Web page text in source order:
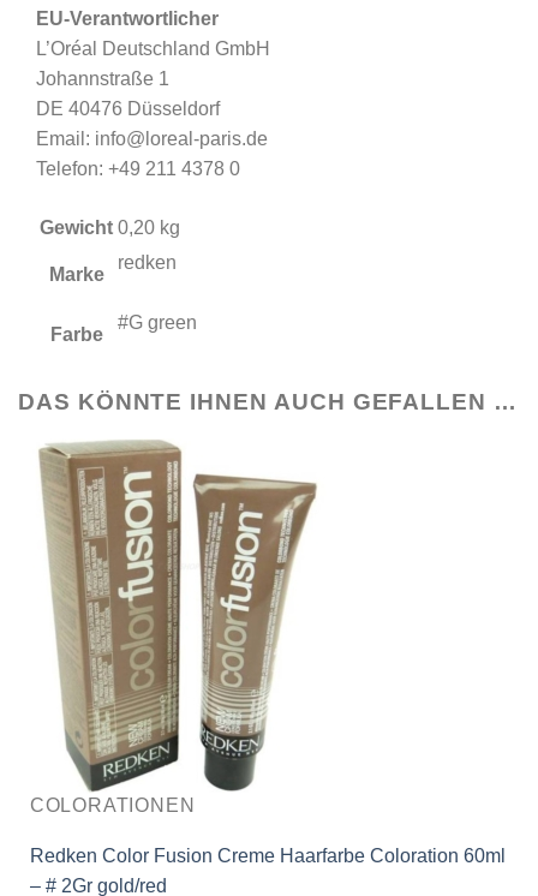
EU-Verantwortlicher
L’Oréal Deutschland GmbH
Johannstraße 1
DE 40476 Düsseldorf
Email: info@loreal-paris.de
Telefon: +49 211 4378 0
Gewicht 0,20 kg
Marke
redken
Farbe
#G green
DAS KÖNNTE IHNEN AUCH GEFALLEN …
COLORATIONEN
Redken Color Fusion Creme Haarfarbe Coloration 60ml
– # 2Gr gold/red